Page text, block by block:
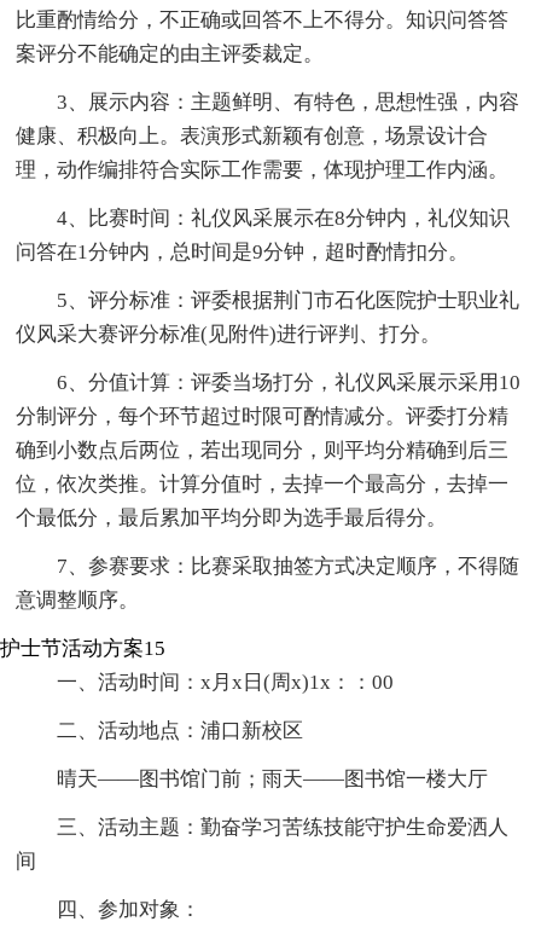
比重酌情给分，不正确或回答不上不得分。知识问答答
案评分不能确定的由主评委裁定。
3、展示内容：主题鲜明、有特色，思想性强，内容
健康、积极向上。表演形式新颖有创意，场景设计合
理，动作编排符合实际工作需要，体现护理工作内涵。
4、比赛时间：礼仪风采展示在8分钟内，礼仪知识
问答在1分钟内，总时间是9分钟，超时酌情扣分。
5、评分标准：评委根据荆门市石化医院护士职业礼
仪风采大赛评分标准(见附件)进行评判、打分。
6、分值计算：评委当场打分，礼仪风采展示采用10
分制评分，每个环节超过时限可酌情减分。评委打分精
确到小数点后两位，若出现同分，则平均分精确到后三
位，依次类推。计算分值时，去掉一个最高分，去掉一
个最低分，最后累加平均分即为选手最后得分。
7、参赛要求：比赛采取抽签方式决定顺序，不得随
意调整顺序。
护士节活动方案15
一、活动时间：x月x日(周x)1x：：00
二、活动地点：浦口新校区
晴天——图书馆门前；雨天——图书馆一楼大厅
三、活动主题：勤奋学习苦练技能守护生命爱洒人
间
四、参加对象：